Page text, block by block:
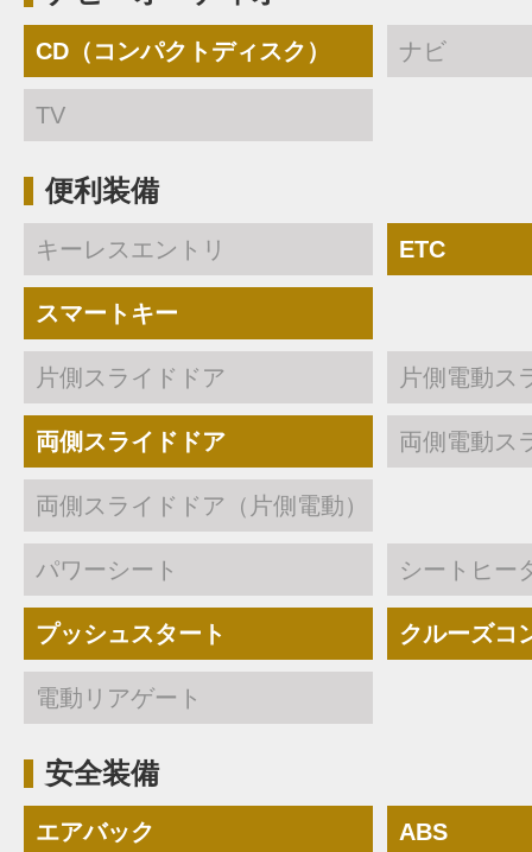
CD（コンパクトディスク） ナビ
TV
便利装備
キーレスエントリ ETC
スマートキー
片側スライドドア 片側電動ス
両側スライドドア 両側電動ス
両側スライドドア（片側電動）
パワーシート シートヒー
プッシュスタート クルーズコ
電動リアゲート
安全装備
エアバック ABS